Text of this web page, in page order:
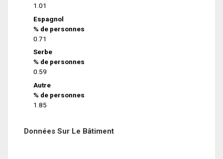
1.01
Espagnol
% de personnes
0.71
Serbe
% de personnes
0.59
Autre
% de personnes
1.85
Données Sur Le Bâtiment